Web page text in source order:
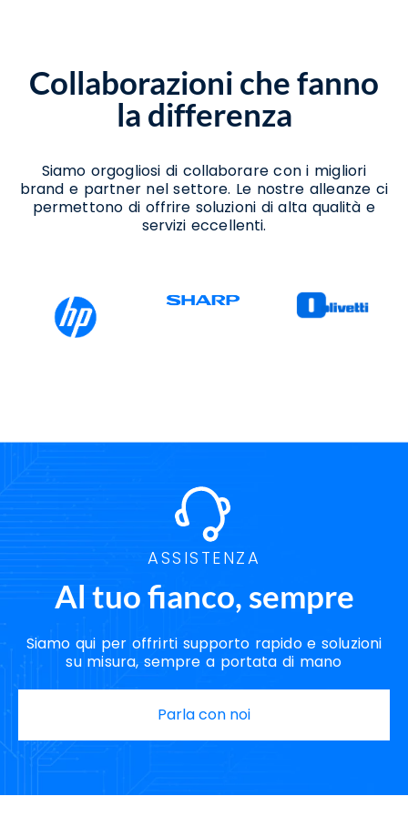
Vendita Stampanti Baselice
Vendita Stampanti Termiche Baselice
Collaborazioni che fanno
la differenza
Siamo orgogliosi di collaborare con i migliori
brand e partner nel settore. Le nostre alleanze ci
permettono di offrire soluzioni di alta qualità e
servizi eccellenti.
ASSISTENZA
Al tuo fianco, sempre
Siamo qui per offrirti supporto rapido e soluzioni
su misura, sempre a portata di mano
Parla con noi